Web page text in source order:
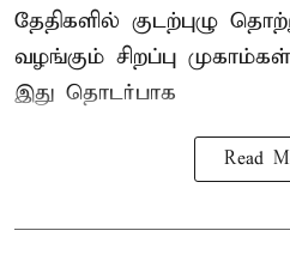
தேதிகளில் குடற்புழு
வழங்கும் சிறப்பு
இது தொடர்பாக
Read